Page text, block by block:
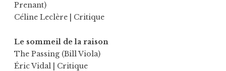
Prenant)
Céline Leclère | Critique
Le sommeil de la raison
The Passing (Bill Viola)
Éric Vidal | Critique